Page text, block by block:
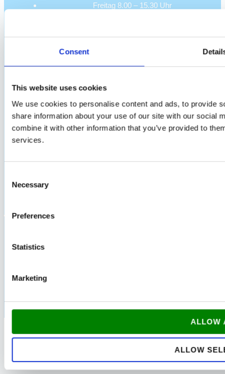
Consent
This website uses cookies
We use cookies to personalise content and ads, to provide
share information about your use of our site with our social
combine it with other information that you’ve provided to
services.
Selection
Necessary
Preferences
Statistics
Marketing
ALLOW
ALLOW
Freitag 8.00 – 15.30 Uhr
📧 kontakt@udflytningsgaranti.dk
Hadsundvej 12D